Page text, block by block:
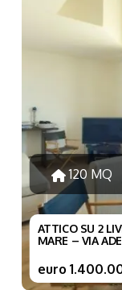
120 MQ
ATTICO SU 2
MARE – VIA
euro